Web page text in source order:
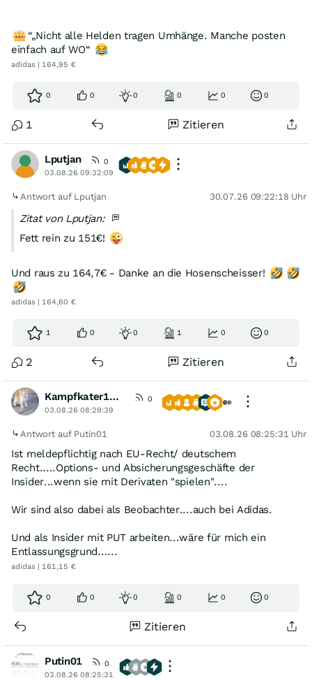
“„Nicht alle Helden tragen Umhänge. Manche posten
einfach auf WO“
adidas | 164,95 €
0 0 0 0 0 0
1 Zitieren
Lputjan
0
03.08.26 09:32:09
Antwort auf Lputjan 30.07.26 09:22:18 Uhr
Zitat von Lputjan:
Fett rein zu 151€!
Und raus zu 164,7€ - Danke an die Hosenscheisser!
adidas | 164,60 €
1 0 0 1 0 0
2 Zitieren
Kampfkater1969
0
03.08.26 08:29:39
Antwort auf Putin01 03.08.26 08:25:31 Uhr
Ist meldepflichtig nach EU-Recht/ deutschem
Recht.....Options- und Absicherungsgeschäfte der
Insider...wenn sie mit Derivaten "spielen"....
Wir sind also dabei als Beobachter....auch bei Adidas.
Und als Insider mit PUT arbeiten...wäre für mich ein
Entlassungsgrund......
adidas | 161,15 €
0 0 0 0 0 0
Zitieren
Putin01
0
03.08.26 08:25:31